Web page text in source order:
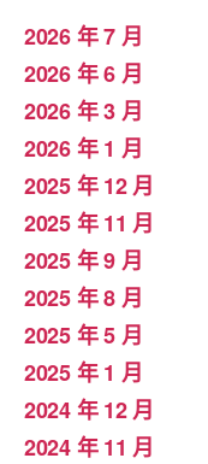
2026 年 7 月
2026 年 6 月
2026 年 3 月
2026 年 1 月
2025 年 12 月
2025 年 11 月
2025 年 9 月
2025 年 8 月
2025 年 5 月
2025 年 1 月
2024 年 12 月
2024 年 11 月